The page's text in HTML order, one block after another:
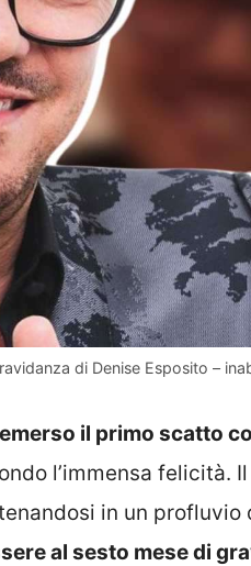
di Denise Esposito –
il primo scatto
l’immensa felicità.
in un profluvio
al sesto mese di